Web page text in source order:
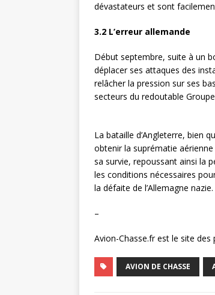
dévastateurs et sont
3.2 L’erreur allemande
Début septembre, suite à un
déplacer ses attaques des
relâcher la pression sur ses
secteurs du redoutable
La bataille d’Angleterre, bien
obtenir la suprématie
sa survie, repoussant ainsi la
les conditions nécessaires
la défaite de l’Allemagne nazie.
–
Avion-Chasse.fr est le site des
AVION DE CHASSE